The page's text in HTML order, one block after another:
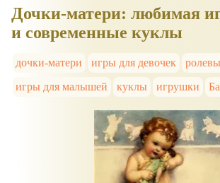
Дочки-матери: любимая
и современные куклы
дочки-матери игры для девочек
игры для малышей
куклы игрушки